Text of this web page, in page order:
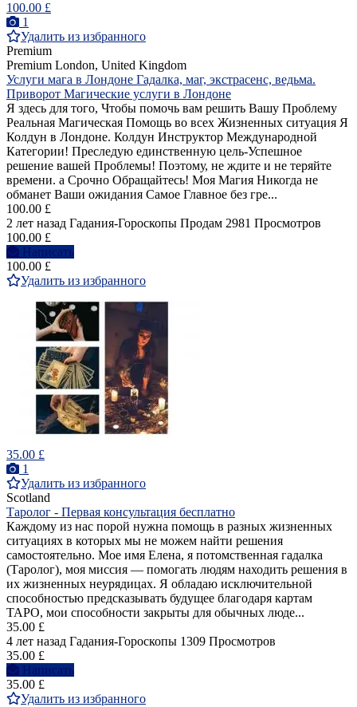
100.00 £
1
Удалить из избранного
Premium
Premium London, United Kingdom
Услуги мага в Лондоне Гадалка, маг, экстрасенс, ведьма.
Приворот Магические услуги в Лондоне
Я здесь для того, Чтобы помочь вам решить Вашу Проблему
Реальная Магическая Помощь во всех Жизненных ситуация Я
Колдун в Лондоне. Колдун Инструктор Международной
Категории! Преследую единственную цель-Успешное
решение вашей Проблемы! Поэтому, не ждите и не теряйте
времени. а Срочно Обращайтесь! Моя Магия Никогда не
обманет Ваши ожидания Самое Главное без гре...
100.00 £
2 лет назад Гадания-Гороскопы Продам 2981 Просмотров
100.00 £
Написать
100.00 £
Удалить из избранного
35.00 £
1
Удалить из избранного
Scotland
Таролог - Первая консультация бесплатно
Каждому из нас порой нужна помощь в разных жизненных
ситуациях в которых мы не можем найти решения
самостоятельно. Мое имя Елена, я потомственная гадалка
(Таролог), моя миссия — помогать людям находить решения в
их жизненных неурядицах. Я обладаю исключительной
способностью предсказывать будущее благодаря картам
ТАРО, мои способности закрыты для обычных люде...
35.00 £
4 лет назад Гадания-Гороскопы 1309 Просмотров
35.00 £
Написать
35.00 £
Удалить из избранного